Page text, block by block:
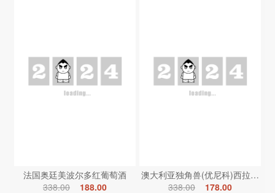
法国奥廷美波尔多红葡萄酒
338.00
188.00
澳大利亚独角兽(优尼科)西拉红葡
338.00
178.00